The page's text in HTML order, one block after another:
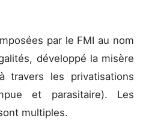
par le FMI au nom
développé la misère
travers les privatisations
et parasitaire). Les
multiples.